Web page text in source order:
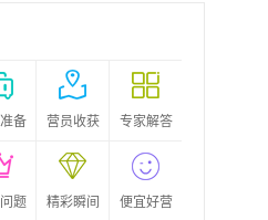
备 营员收获 专家解答
题 精彩瞬间 便宜好营